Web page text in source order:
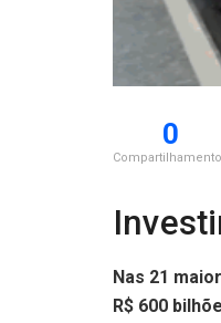
0
Nas 21
R$ 600